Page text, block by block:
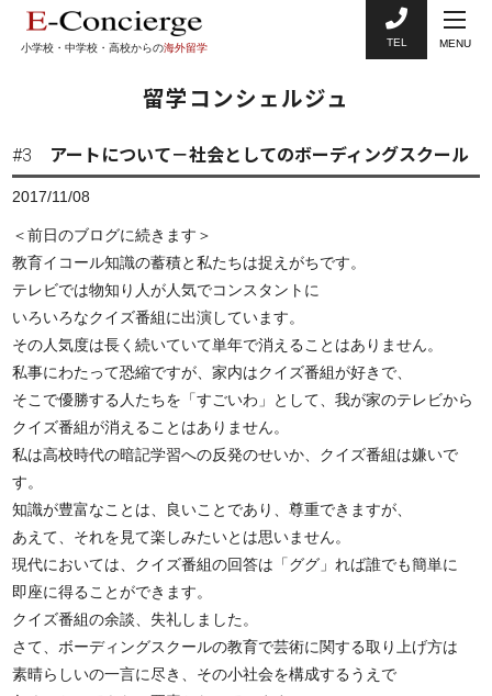
小学校・中学校・高校からの海外留学 TEL MENU
留学コンシェルジュ
#3 アートについて－社会としてのボーディングスクール
2017/11/08
＜前日のブログに続きます＞
教育イコール知識の蓄積と私たちは捉えがちです。
テレビでは物知り人が人気でコンスタントに
いろいろなクイズ番組に出演しています。
その人気度は長く続いていて単年で消えることはありません。
私事にわたって恐縮ですが、家内はクイズ番組が好きで、
そこで優勝する人たちを「すごいわ」として、我が家のテレビから
クイズ番組が消えることはありません。
私は高校時代の暗記学習への反発のせいか、クイズ番組は嫌いで
す。
知識が豊富なことは、良いことであり、尊重できますが、
あえて、それを見て楽しみたいとは思いません。
現代においては、クイズ番組の回答は「ググ」れば誰でも簡単に
即座に得ることができます。
クイズ番組の余談、失礼しました。
さて、ボーディングスクールの教育で芸術に関する取り上げ方は
素晴らしいの一言に尽き、その小社会を構成するうえで